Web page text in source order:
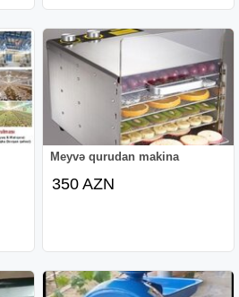
Meyvə qurudan makina
350 AZN